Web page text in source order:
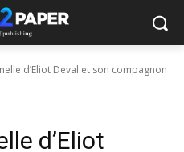
d’Eliot Deval et son compagnon
d’Eliot